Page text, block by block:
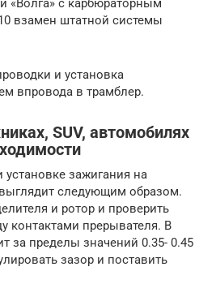
взамен штатной системы
и установка
впровода в трамблер.
SUV, автомобилях
зажигания на
следующим образом.
и ротор и проверить
контактами прерывателя. В
за пределы значений 0.35- 0.45
зазор и поставить